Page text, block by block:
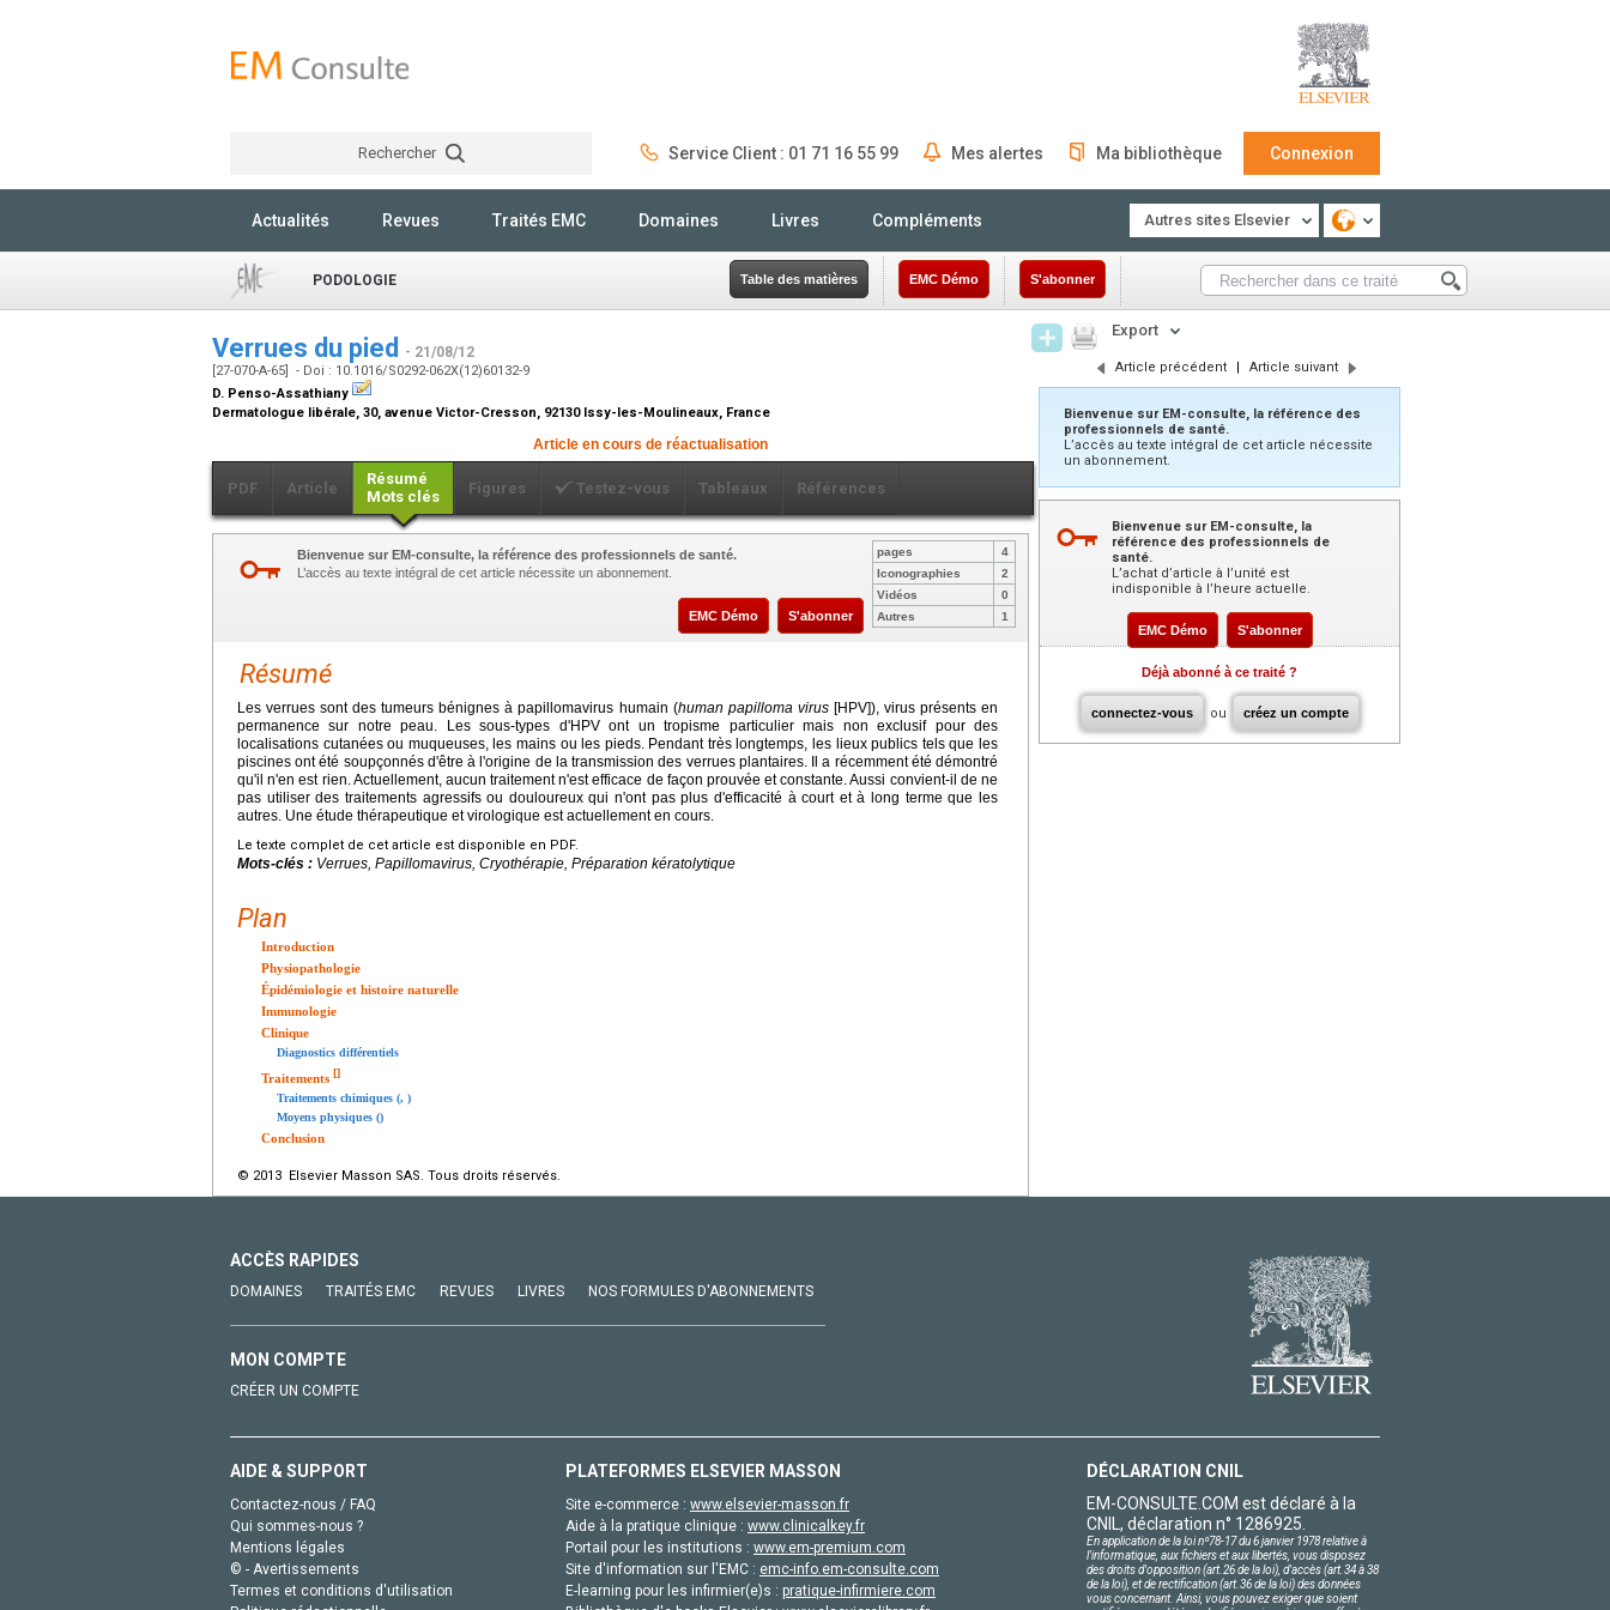
Rechercher Service Client : 01 71 16 55 99 Mes alertes Ma bibliothèque Connexion
Actualités Revues Traités EMC Domaines Livres Compléments Autres sites Elsevier
PODOLOGIE Table des matières EMC Démo S'abonner
Verrues du pied - 21/08/12
[27-070-A-65] - Doi : 10.1016/S0292-062X(12)60132-9
D. Penso-Assathiany
Dermatologue libérale, 30, avenue Victor-Cresson, 92130 Issy-les-Moulineaux, France
Article en cours de réactualisation
PDF Article
Résumé
Mots clés
Figures Testez-vous Tableaux Références
Bienvenue sur EM-consulte, la référence des professionnels de santé.
L’accès au texte intégral de cet article nécessite un abonnement.
EMC Démo S'abonner
pages
4
Iconographies
2
Vidéos
0
Autres
1
Résumé
Les verrues sont des tumeurs bénignes à papillomavirus humain (human papilloma virus[HPV]), virus présents en
permanence sur notre peau. Les sous-types d'HPV ont un tropisme particulier mais non exclusif pour des
localisations cutanées ou muqueuses, les mains ou les pieds. Pendant très longtemps, les lieux publics tels que les
piscines ont été soupçonnés d'être à l'origine de la transmission des verrues plantaires. Il a récemment été démontré
qu'il n'en est rien. Actuellement, aucun traitement n'est efficace de façon prouvée et constante. Aussi convient-il de ne
pas utiliser des traitements agressifs ou douloureux qui n'ont pas plus d'efficacité à court et à long terme que les
autres. Une étude thérapeutique et virologique est actuellement en cours.
Le texte complet de cet article est disponible en PDF.
Mots-clés : Verrues, Papillomavirus, Cryothérapie, Préparation kératolytique
Plan
Introduction
Physiopathologie
Épidémiologie et histoire naturelle
Immunologie
Clinique
Diagnostics différentiels
Traitements []
Traitements chimiques (, )
Moyens physiques ()
Conclusion
© 2013 Elsevier Masson SAS. Tous droits réservés.
Export
Article précédent | Article suivant
Bienvenue sur EM-consulte, la référence des
professionnels de santé.
L’accès au texte intégral de cet article nécessite
un abonnement.
Bienvenue sur EM-consulte, la
référence des professionnels de
santé.
L’achat d’article à l’unité est
indisponible à l’heure actuelle.
EMC Démo S'abonner
Déjà abonné à ce traité ?
connectez-vous ou créez un compte
ACCÈS RAPIDES
DOMAINES TRAITÉS EMC REVUES LIVRES NOS FORMULES D'ABONNEMENTS
MON COMPTE
CRÉER UN COMPTE
AIDE & SUPPORT
Contactez-nous / FAQ
Qui sommes-nous ?
Mentions légales
© - Avertissements
Termes et conditions d'utilisation
PLATEFORMES ELSEVIER MASSON
Site e-commerce : www.elsevier-masson.fr
Aide à la pratique clinique : www.clinicalkey.fr
Portail pour les institutions : www.em-premium.com
Site d'information sur l'EMC : emc-info.em-consulte.com
E-learning pour les infirmier(e)s : pratique-infirmiere.com
DÉCLARATION CNIL
EM-CONSULTE.COM est déclaré à la
CNIL, déclaration n° 1286925.
En application de la loi nº78-17 du 6 janvier 1978 relative à
l'informatique, aux fichiers et aux libertés, vous disposez
des droits d'opposition (art.26 de la loi), d'accès (art.34 à 38
de la loi), et de rectification (art.36 de la loi) des données
vous concernant. Ainsi, vous pouvez exiger que soient